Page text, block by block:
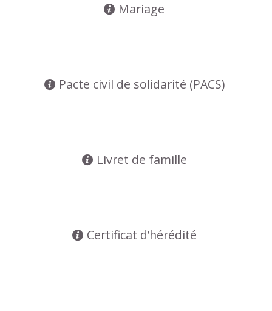
Mariage
Pacte civil de solidarité (PACS)
Livret de famille
Certificat d’hérédité